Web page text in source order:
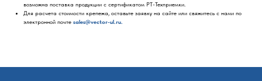
возможна поставка продукции с сертификатом РТ-Техприемки.
Для расчета стоимости крепежа, оставьте заявку на сайте или свяжитесь с нами по
электронной почте sales@vector-ul.ru.